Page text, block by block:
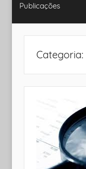
Rolo
uma
Publicações
Categoria: